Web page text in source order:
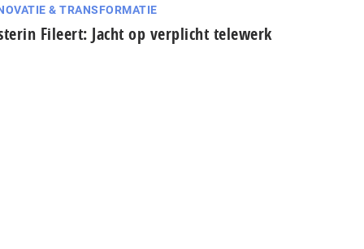
& TRANSFORMATIE
Fileert: Jacht op verplicht telewerk